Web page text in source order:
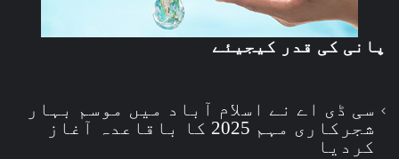
پانی کی قدر کیجیئے
سی ڈی اے نے اسلام آباد میں موسم بہار
شجرکاری مہم 2025 کا باقاعدہ آغاز
کردیا